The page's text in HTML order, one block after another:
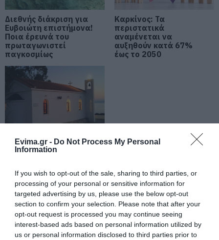
Evima.gr - Do Not Process My Personal
Information
If you wish to opt-out of the sale, sharing to third parties, or
processing of your personal or sensitive information for
targeted advertising by us, please use the below opt-out
section to confirm your selection. Please note that after your
opt-out request is processed you may continue seeing
interest-based ads based on personal information utilized by
us or personal information disclosed to third parties prior to
ρεύμα σήμερα στην Εύβοια
07.08.2026 | 08:45
Εορτολόγιο: Ποιοι γιορτάζουν
σήμερα, Παρασκευή 7 Αυγούστου
07.08.2026 | 08:30
Καιρός: Πάνω από 35 βαθμούς
σήμερα η θερμοκρασία στην
Εύβοια
ζωή του σε τροχαίο με
αγριογούρουνο
07.08.2026 | 08:00
Φωτιά στη Σκύρο: Χωρίς ενεργό
μέτωπο – Παραμένουν ισχυρές
δυνάμεις της Πυροσβεστικής
Διεθνής διάκριση για
Ευβοιώτη επιστήμονα!
Ποια έρευνά του
πρωταγωνιστεί
παγκοσμίως
Καρκίνος: Τα
περιστατικά
αναμένεται να
αυξηθούν κατά 67%
έως το 2050
Ένα ξωκλήσι
γιορτάζει! Ξέρετε πού
βρίσκεται;